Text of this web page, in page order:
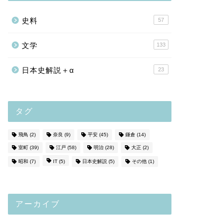
史料 57
文学 133
日本史解説＋α 23
タグ
飛鳥 (2) 奈良 (9) 平安(45) 鎌倉(14)
室町(39) 江戸(58) 明治(28) 大正(2)
昭和 (7) IT(5) 日本史解説 (5) その他(1)
アーカイブ